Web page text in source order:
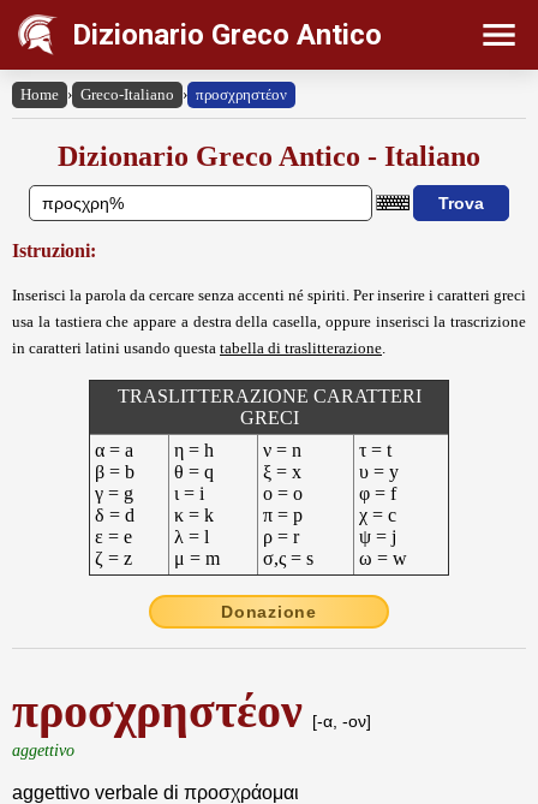
Dizionario Greco Antico
Home › Greco-Italiano › προσχρηστέον
Dizionario Greco Antico - Italiano
Istruzioni:
Inserisci la parola da cercare senza accenti né spiriti. Per inserire i caratteri greci
usa la tastiera che appare a destra della casella, oppure inserisci la trascrizione
in caratteri latini usando questa tabella di traslitterazione
TRASLITTERAZIONE CARATTERI
GRECI
α = a
β = b
γ = g
δ = d
ε = e
ζ = z
η = h
θ = q
ι = i
κ = k
λ = l
μ = m
ν = n
ξ = x
ο = o
π = p
ρ = r
σ,ς = s
τ = t
υ = y
φ = f
χ = c
ψ = j
ω = w
Donazione
προσχρηστέον [-α, -ον]
aggettivo
aggettivo verbale di προσχράομαι